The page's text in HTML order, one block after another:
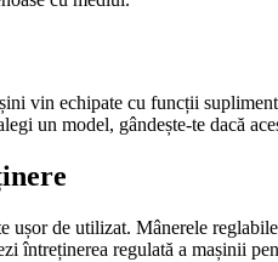
vin echipate cu funcții
un model, gândește-te dacă
ușor de utilizat. Mânerele
întreținerea regulată a mașinii